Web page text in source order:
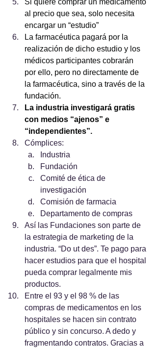
Si quiere comprar un medicamento
al precio que sea, solo necesita
encargar un “estudio”
La farmacéutica pagará por la
realización de dicho estudio y los
médicos participantes cobrarán
por ello, pero no directamente de
la farmacéutica, sino a través de la
fundación.
La industria investigará gratis
con medios “ajenos” e
“independientes”.
Cómplices:
Industria
Fundación
Comité de ética de
investigación
Comisión de farmacia
Departamento de compras
Así las Fundaciones son parte de
la estrategia de marketing de la
industria. “Do ut des”. Te pago para
hacer estudios para que el hospital
pueda comprar legalmente mis
productos.
Entre el 93 y el 98 % de las
compras de medicamentos en los
hospitales se hacen sin contrato
público y sin concurso. A dedo y
fragmentando contratos. Gracias a